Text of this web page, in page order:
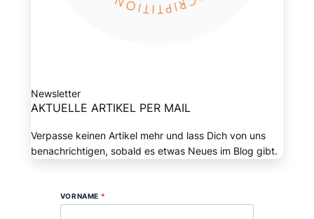
Newsletter
AKTUELLE ARTIKEL PER MAIL
Verpasse keinen Artikel mehr und lass Dich von uns
benachrichtigen, sobald es etwas Neues im Blog gibt.
VORNAME *